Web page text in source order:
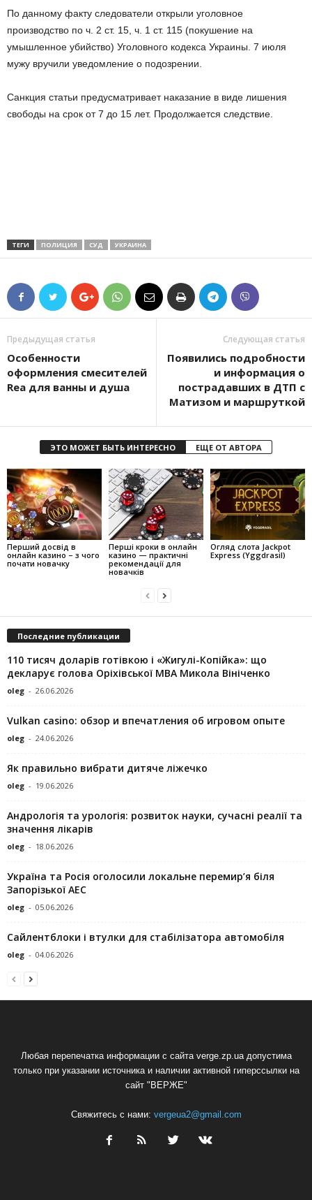
По данному факту следователи открыли уголовное
производство по ч. 2 ст. 15, ч. 1 ст. 115 (покушение на
умышленное убийство) Уголовного кодекса Украины. 7 июля
мужу вручили уведомление о подозрении.
Санкция статьи предусматривает наказание в виде лишения
свободы на срок от 7 до 15 лет. Продолжается следствие.
ТЕГИ ПОЛИЦИЯ СУД УКРАИНА
Предыдущая статья
Особенности
оформления смесителей
Rea для ванны и душа
Следующая статья
Появились подробности
и информация о
пострадавших в ДТП с
Матизом и маршруткой
ЭТО МОЖЕТ БЫТЬ ИНТЕРЕСНО ЕЩЕ ОТ АВТОРА
Перший досвід в
онлайн казино – з чого
почати новачку
Перші кроки в онлайн
казино — практичні
рекомендації для
новачків
Огляд слота Jackpot
Express (Yggdrasil)
Последние публикации
110 тисяч доларів готівкою і «Жигулі-Копійка»: що
декларує голова Оріхівської МВА Микола Вініченко
oleg - 26.06.2026
Vulkan casino: обзор и впечатления об игровом опыте
oleg - 24.06.2026
Як правильно вибрати дитяче ліжечко
oleg - 19.06.2026
Андрологія та урологія: розвиток науки, сучасні реалії та
значення лікарів
oleg - 18.06.2026
Україна та Росія оголосили локальне перемир’я біля
Запорізької АЕС
oleg - 05.06.2026
Сайлентблоки і втулки для стабілізатора автомобіля
oleg - 04.06.2026
Любая перепечатка информации с сайта verge.zp.ua допустима
только при указании источника и наличии активной гиперссылки на
сайт "ВЕРЖЕ"
Свяжитесь с нами: vergeua2@gmail.com